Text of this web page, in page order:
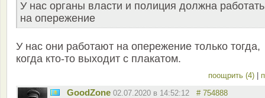
У нас органы власти и полиция должна работать
на опережение
У нас они работают на опережение только тогда,
когда кто-то выходит с плакатом.
поощрить (4) |
GoodZone 02.07.2020 в 14:52:12 # 754888